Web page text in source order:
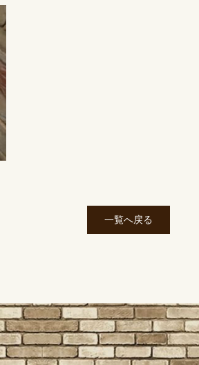
一覧へ戻る